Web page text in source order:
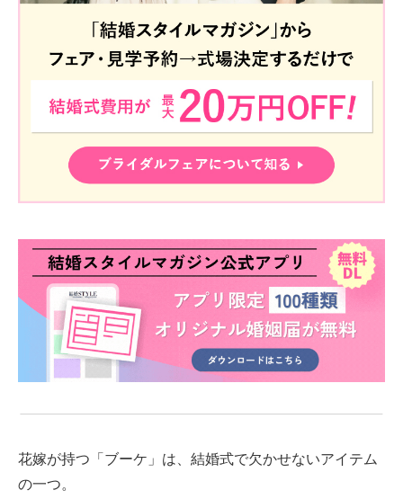
花嫁が持つ 「ブーケ」は、結婚式で欠かせないアイテム
の一つ。